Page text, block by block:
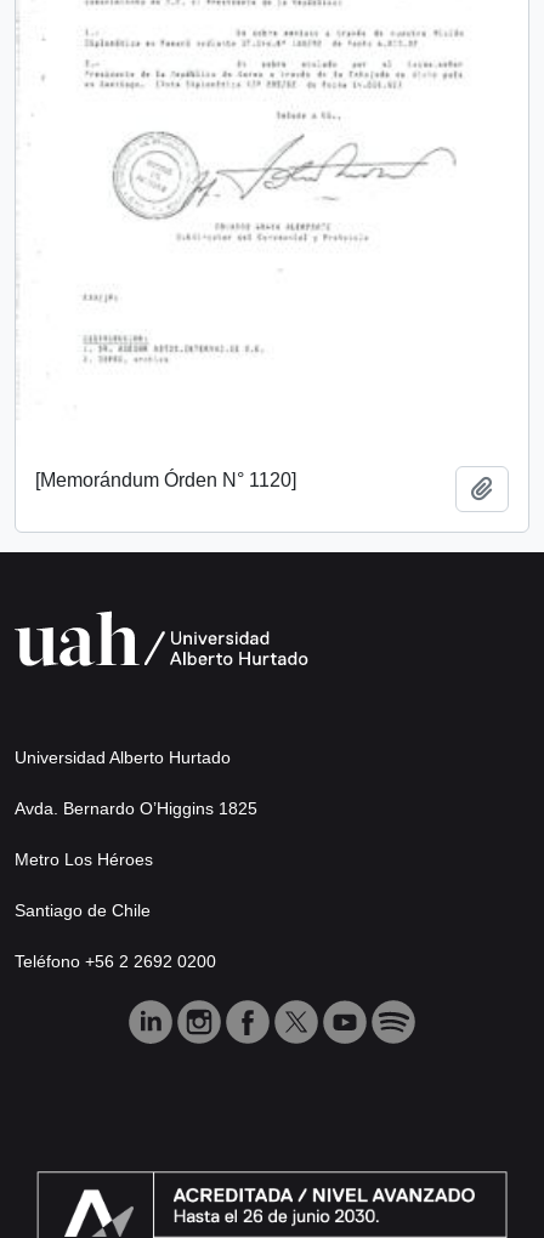
[Memorándum Órden N° 1120]
Universidad Alberto Hurtado
Avda. Bernardo O’Higgins 1825
Metro Los Héroes
Santiago de Chile
Teléfono +56 2 2692 0200